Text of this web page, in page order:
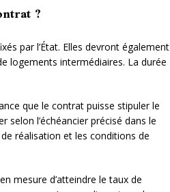
?
par l’État. Elles devront également
logements intermédiaires. La durée
que le contrat puisse stipuler le
l’échéancier précisé dans le
réalisation et les conditions de
mesure d’atteindre le taux de